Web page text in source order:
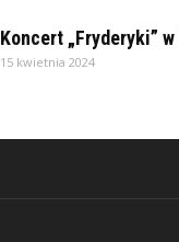
Koncert „Fryderyki”
15 kwietnia 2024